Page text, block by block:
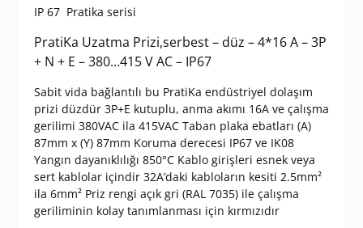
IP 67 Pratika serisi
PratiKa Uzatma Prizi,serbest – düz – 4*16 A – 3P
+ N + E – 380…415 V AC – IP67
Sabit vida bağlantılı bu PratiKa endüstriyel dolaşım
prizi düzdür 3P+E kutuplu, anma akımı 16A ve çalışma
gerilimi 380VAC ila 415VAC Taban plaka ebatları (A)
87mm x (Y) 87mm Koruma derecesi IP67 ve IK08
Yangın dayanıklılığı 850°C Kablo girişleri esnek veya
sert kablolar içindir 32A’daki kabloların kesiti 2.5mm²
ila 6mm² Priz rengi açık gri (RAL 7035) ile çalışma
geriliminin kolay tanımlanması için kırmızıdır